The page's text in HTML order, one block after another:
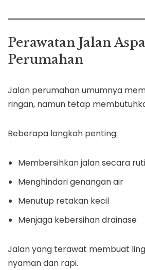
Perawatan Jalan
Perumahan
Jalan perumahan umumnya
ringan, namun tetap
Beberapa langkah penting:
Membersihkan jalan secara
Menghindari genangan air
Menutup retakan kecil
Menjaga kebersihan drainase
Jalan yang terawat membuat
nyaman dan rapi.